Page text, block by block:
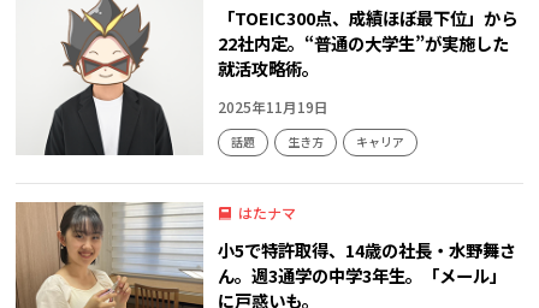
「TOEIC300点、成績ほぼ最下位」から
22社内定。“普通の大学生”が実施した
就活攻略術。
2025年11月19日
話題 生き方 キャリア
はたナマ
小5で特許取得、14歳の社長・水野舞さ
ん。週3通学の中学3年生。「メール」
に戸惑いも。